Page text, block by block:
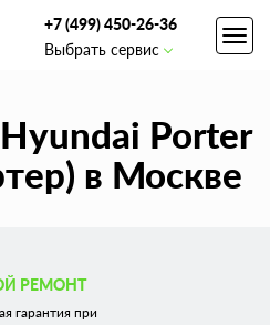
+7 (499) 450-26-36
Выбрать сервис
Porter
в Москве
РЕМОНТ
гарантия при